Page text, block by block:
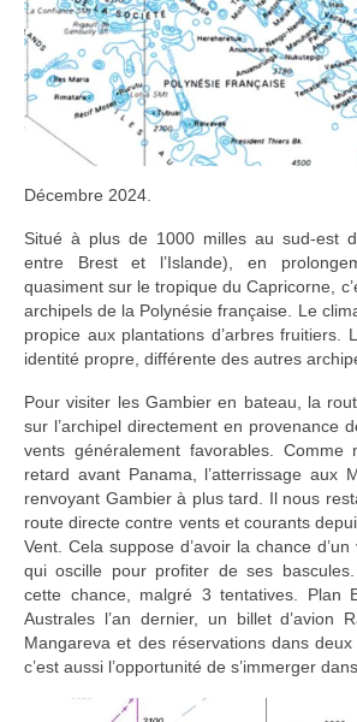
Décembre 2024.
Situé à plus de 1000 milles au sud-est
entre Brest et l’Islande), en
quasiment sur le tropique du Capricorne,
archipels de la Polynésie française. Le
propice aux plantations d’arbres fruitiers.
identité propre, différente des autres
Pour visiter les Gambier en bateau, la
sur l’archipel directement en provenance
vents généralement favorables. Comme
retard avant Panama, l’atterrissage aux
renvoyant Gambier à plus tard. Il nous
route directe contre vents et courants
Vent. Cela suppose d’avoir la chance
qui oscille pour profiter de ses
cette chance, malgré 3 tentatives. Plan
Australes l’an dernier, un billet d’avion
Mangareva et des réservations dans deux
c’est aussi l’opportunité de s’immerger